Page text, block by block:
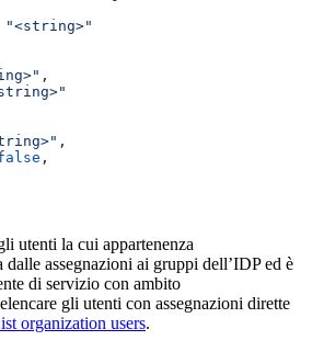
"<string>"
,
,
,
utenti la cui appartenenza
dalle assegnazioni ai gruppi dell’IDP ed è
di servizio con ambito
gli utenti con assegnazioni dirette
organization users.